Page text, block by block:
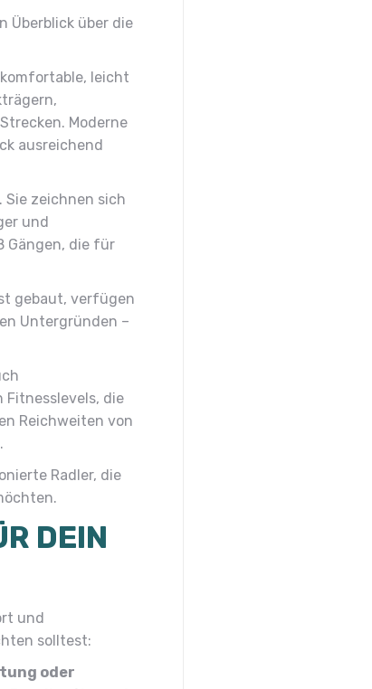
Überblick über die
leicht
Moderne
ausreichend
zeichnen sich
und
Gängen, die für
gebaut, verfügen
Untergründen –
die
Reichweiten von
Radler, die
DEIN
und
solltest:
oder